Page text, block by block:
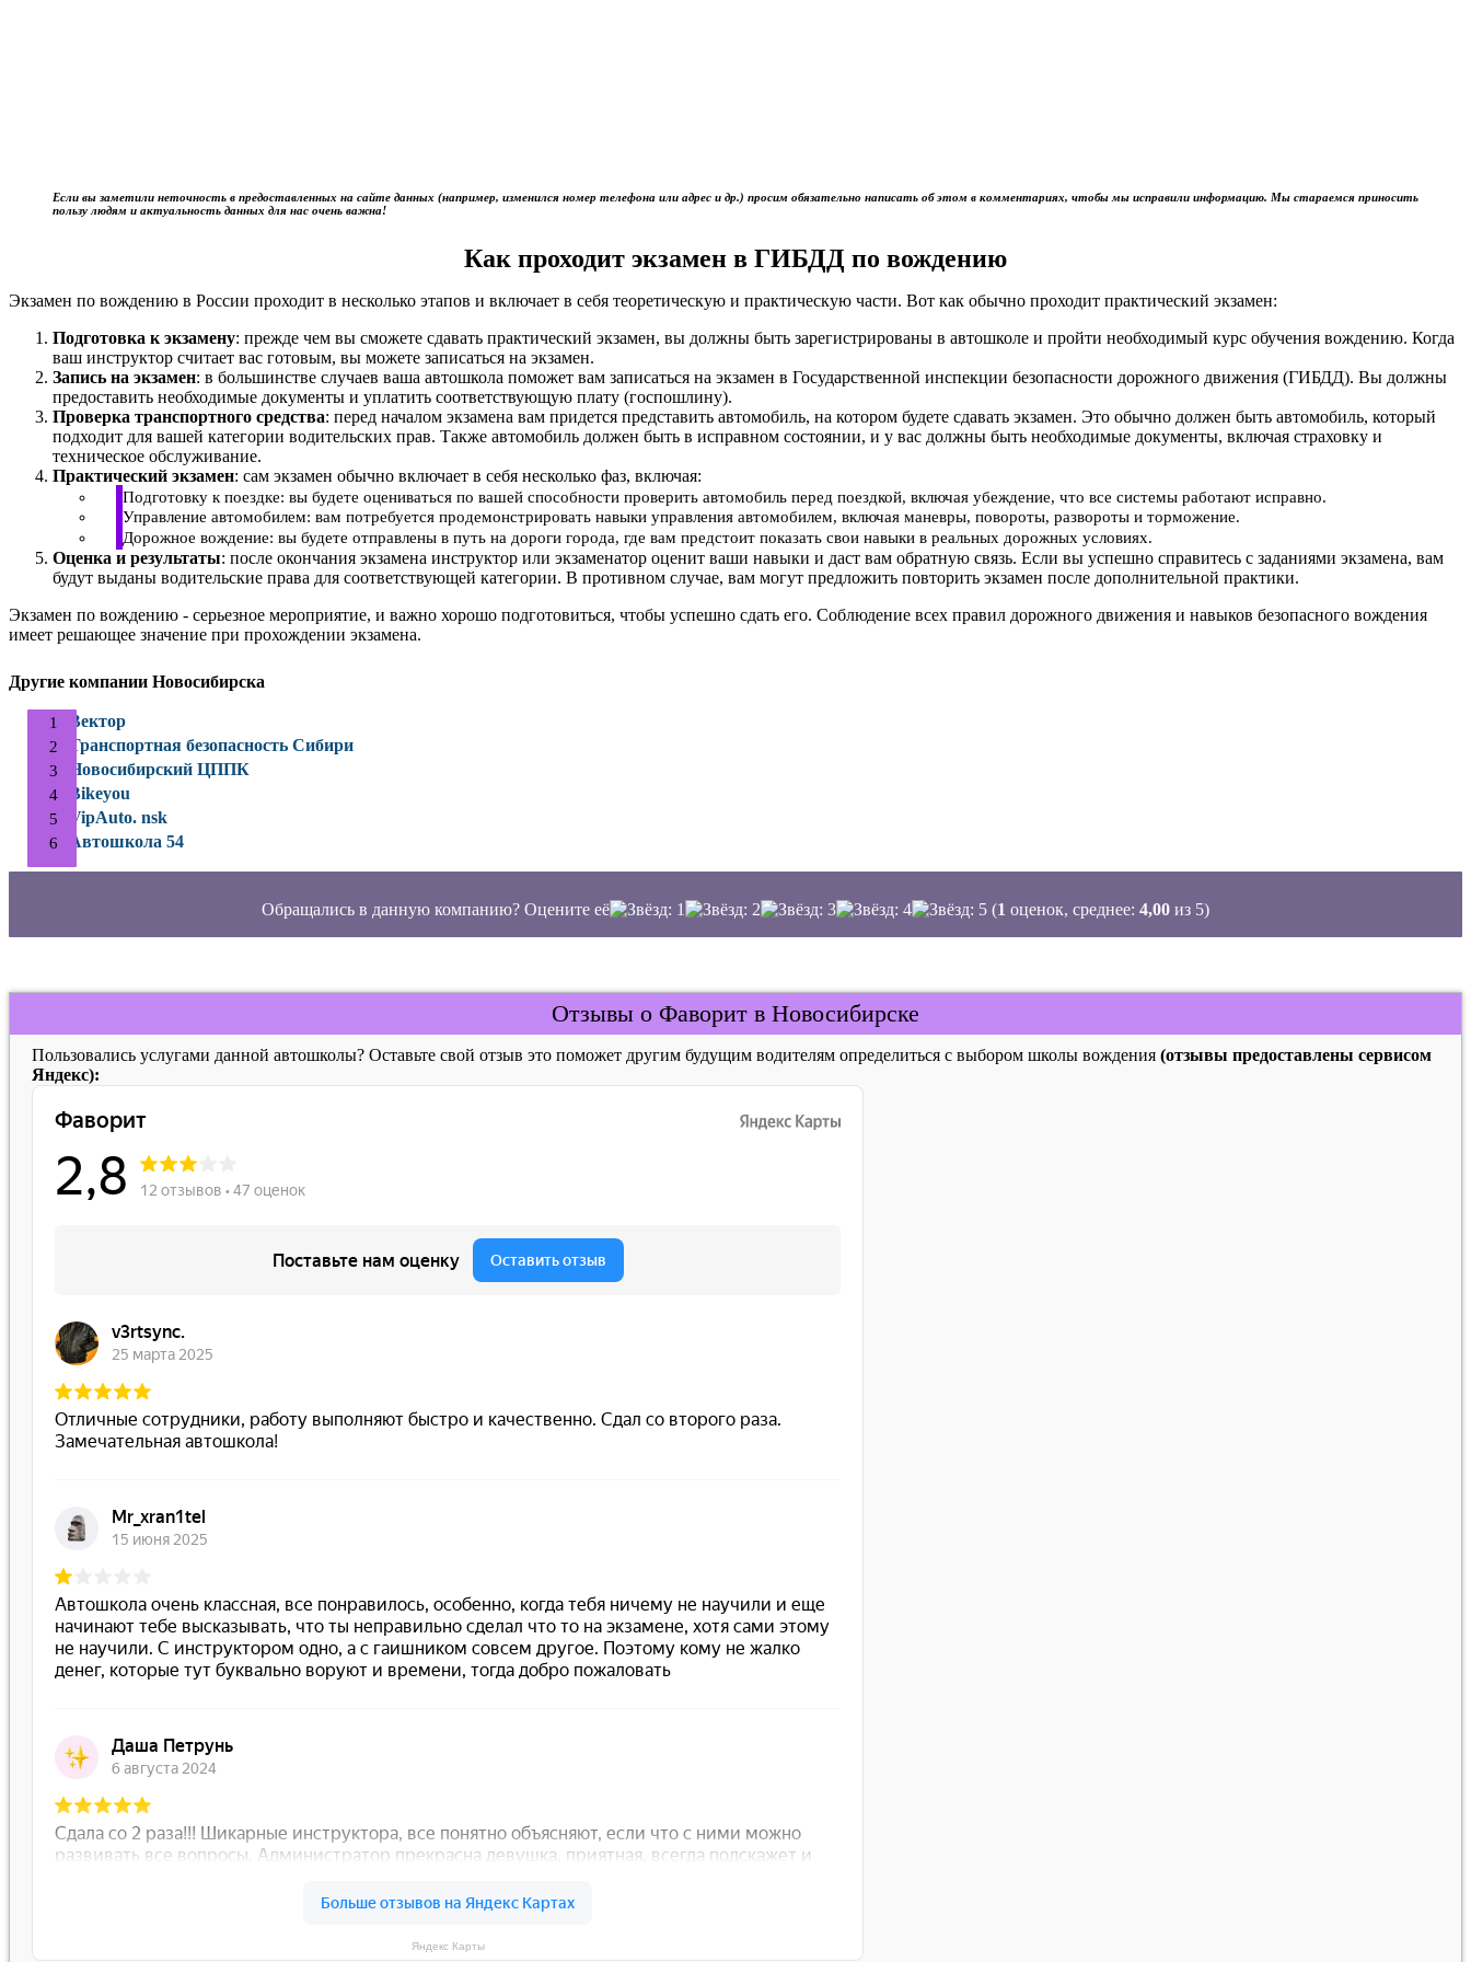
Если вы заметили неточность в предоставленных на сайте данных (например, изменился номер телефона или адрес и др.) просим обязательно написать об этом в комментариях, чтобы мы исправили информацию. Мы стараемся приносить
пользу людям и актуальность данных для нас очень важна!
Как проходит экзамен в ГИБДД по вождению
Экзамен по вождению в России проходит в несколько этапов и включает в себя теоретическую и практическую части. Вот как обычно проходит практический экзамен:
Подготовка к экзамену: прежде чем вы сможете сдавать практический экзамен, вы должны быть зарегистрированы в автошколе и пройти необходимый курс обучения вождению. Когда
ваш инструктор считает вас готовым, вы можете записаться на экзамен.
Запись на экзамен: в большинстве случаев ваша автошкола поможет вам записаться на экзамен в Государственной инспекции безопасности дорожного движения (ГИБДД). Вы должны
предоставить необходимые документы и уплатить соответствующую плату (госпошлину).
Проверка транспортного средства: перед началом экзамена вам придется представить автомобиль, на котором будете сдавать экзамен. Это обычно должен быть автомобиль, который
подходит для вашей категории водительских прав. Также автомобиль должен быть в исправном состоянии, и у вас должны быть необходимые документы, включая страховку и
техническое обслуживание.
Практический экзамен: сам экзамен обычно включает в себя несколько фаз, включая:
Подготовку к поездке: вы будете оцениваться по вашей способности проверить автомобиль перед поездкой, включая убеждение, что все системы работают исправно.
Управление автомобилем: вам потребуется продемонстрировать навыки управления автомобилем, включая маневры, повороты, развороты и торможение.
Дорожное вождение: вы будете отправлены в путь на дороги города, где вам предстоит показать свои навыки в реальных дорожных условиях.
Оценка и результаты: после окончания экзамена инструктор или экзаменатор оценит ваши навыки и даст вам обратную связь. Если вы успешно справитесь с заданиями экзамена, вам
будут выданы водительские права для соответствующей категории. В противном случае, вам могут предложить повторить экзамен после дополнительной практики.
Экзамен по вождению - серьезное мероприятие, и важно хорошо подготовиться, чтобы успешно сдать его. Соблюдение всех правил дорожного движения и навыков безопасного вождения
имеет решающее значение при прохождении экзамена.
Другие компании Новосибирска
Вектор
Транспортная безопасность Сибири
Новосибирский ЦППК
Bikeyou
VipAuto. nsk
Автошкола 54
Обращались в данную компанию? Оцените её (1 оценок, среднее: 4,00 из 5)
Отзывы о Фаворит в Новосибирске
Пользовались услугами данной автошколы? Оставьте свой отзыв это поможет другим будущим водителям определиться с выбором школы вождения (отзывы предоставлены сервисом
Яндекс):
Яндекс Карты